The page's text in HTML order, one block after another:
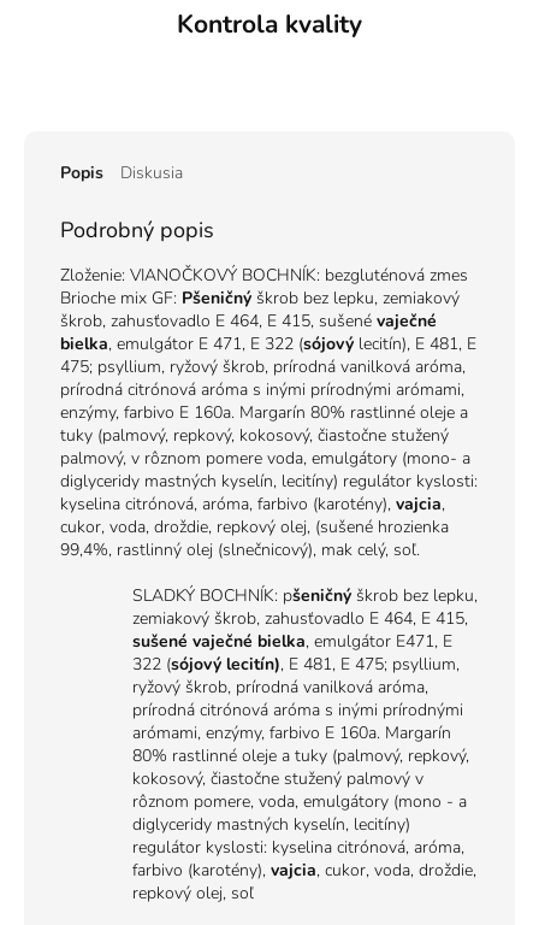
Kontrola kvality
Popis Diskusia
Podrobný popis
Zloženie: VIANOČKOVÝ BOCHNÍK: bezgluténová zmes
Brioche mix GF: Pšeničný škrob bez lepku, zemiakový
škrob, zahusťovadlo E 464, E 415, sušené vaječné
bielka, emulgátor E 471, E 322 (sójový lecitín), E 481, E
475; psyllium, ryžový škrob, prírodná vanilková aróma,
prírodná citrónová aróma s inými prírodnými arómami,
enzýmy, farbivo E 160a. Margarín 80% rastlinné oleje a
tuky (palmový, repkový, kokosový, čiastočne stužený
palmový, v rôznom pomere voda, emulgátory (mono- a
diglyceridy mastných kyselín, lecitíny) regulátor kyslosti:
kyselina citrónová, aróma, farbivo (karotény), vajcia,
cukor, voda, droždie, repkový olej, (sušené hrozienka
99,4%, rastlinný olej (slnečnicový), mak celý, soľ.
SLADKÝ BOCHNÍK: pšeničný škrob bez lepku,
zemiakový škrob, zahusťovadlo E 464, E 415,
sušené vaječné bielka, emulgátor E471, E
322 (sójový lecitín), E 481, E 475; psyllium,
ryžový škrob, prírodná vanilková aróma,
prírodná citrónová aróma s inými prírodnými
arómami, enzýmy, farbivo E 160a. Margarín
80% rastlinné oleje a tuky (palmový, repkový,
kokosový, čiastočne stužený palmový v
rôznom pomere, voda, emulgátory (mono - a
diglyceridy mastných kyselín, lecitíny)
regulátor kyslosti: kyselina citrónová, aróma,
farbivo (karotény), vajcia, cukor, voda, droždie,
repkový olej, soľ